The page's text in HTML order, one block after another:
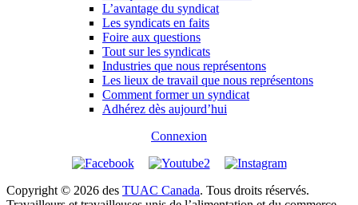
L’avantage du syndicat
Les syndicats en faits
Foire aux questions
Tout sur les syndicats
Industries que nous représentons
Les lieux de travail que nous représentons
Comment former un syndicat
Adhérez dès aujourd’hui
Connexion
Copyright © 2026 des TUAC Canada. Tous droits réservés.